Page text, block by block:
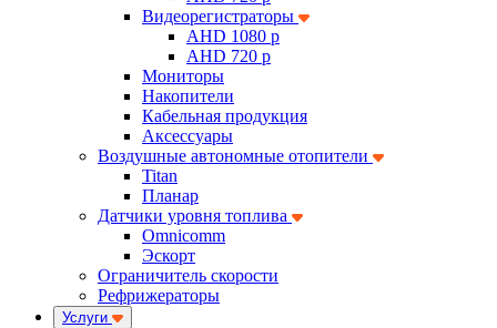
Видеорегистраторы
AHD 1080 p
AHD 720 p
Мониторы
Накопители
Кабельная продукция
Аксессуары
Воздушные автономные отопители
Titan
Планар
Датчики уровня топлива
Omnicomm
Эскорт
Ограничитель скорости
Рефрижераторы
Услуги